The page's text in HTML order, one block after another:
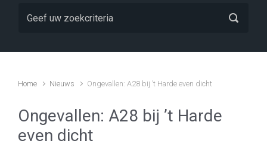
Home Nieuws Ongevallen: A28 bij ’t Harde even dicht
Ongevallen: A28 bij ’t Harde
even dicht